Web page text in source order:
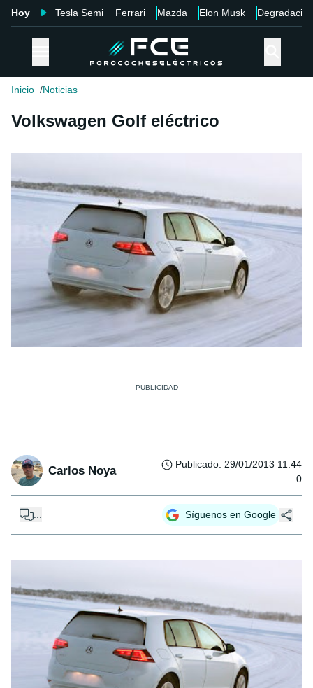
Hoy Tesla Semi Ferrari Mazda Elon Musk Degradación
Inicio Noticias
Volkswagen Golf eléctrico
Carlos Noya Publicado: 29/01/2013 11:44
0
... Síguenos en Google